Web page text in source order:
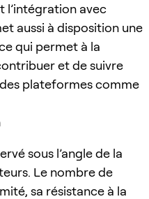
l’intégration avec
aussi à disposition une
qui permet à la
et de suivre
plateformes comme
sous l’angle de la
Le nombre de
sa résistance à la